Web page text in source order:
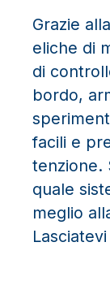
Grazie
eliche di
di
bordo,
facili e
tenzione.
quale
meglio